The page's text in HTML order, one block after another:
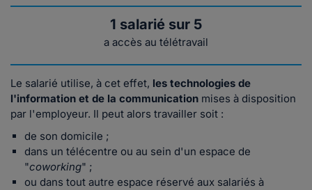
1 salarié sur 5
a accès au télétravail
Le salarié utilise, à cet effet, les technologies de
l'information et de la communication mises à disposition
par l'employeur. Il peut alors travailler soit :
de son domicile ;
dans un télécentre ou au sein d'un espace de
"coworking" ;
ou dans tout autre espace réservé aux salariés à